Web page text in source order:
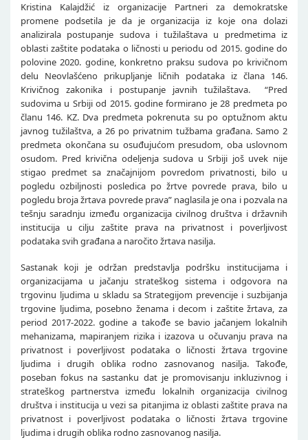
Kristina Kalajdžić iz organizacije Partneri za demokratske
promene podsetila je da je organizacija iz koje ona dolazi
analizirala postupanje sudova i tužilaštava u predmetima iz
oblasti zaštite podataka o ličnosti u periodu od 2015. godine do
polovine 2020. godine, konkretno praksu sudova po krivičnom
delu Neovlašćeno prikupljanje ličnih podataka iz člana 146.
Krivičnog zakonika i postupanje javnih tužilaštava. “Pred
sudovima u Srbiji od 2015. godine formirano je 28 predmeta po
članu 146. KZ. Dva predmeta pokrenuta su po optužnom aktu
javnog tužilaštva, a 26 po privatnim tužbama građana. Samo 2
predmeta okončana su osuđujućom presudom, oba uslovnom
osudom. Pred krivična odeljenja sudova u Srbiji još uvek nije
stigao predmet sa značajnijom povredom privatnosti, bilo u
pogledu ozbiljnosti posledica po žrtve povrede prava, bilo u
pogledu broja žrtava povrede prava” naglasila je ona i pozvala na
tešnju saradnju između organizacija civilnog društva i državnih
institucija u cilju zaštite prava na privatnost i poverljivost
podataka svih građana a naročito žrtava nasilja.
Sastanak koji je održan predstavlja podršku institucijama i
organizacijama u jačanju strateškog sistema i odgovora na
trgovinu ljudima u skladu sa Strategijom prevencije i suzbijanja
trgovine ljudima, posebno ženama i decom i zaštite žrtava, za
period 2017-2022. godine a takođe se bavio jačanjem lokalnih
mehanizama, mapiranjem rizika i izazova u očuvanju prava na
privatnost i poverljivost podataka o ličnosti žrtava trgovine
ljudima i drugih oblika rodno zasnovanog nasilja. Takođe,
poseban fokus na sastanku dat je promovisanju inkluzivnog i
strateškog partnerstva između lokalnih organizacija civilnog
društva i institucija u vezi sa pitanjima iz oblasti zaštite prava na
privatnost i poverljivost podataka o ličnosti žrtava trgovine
ljudima i drugih oblika rodno zasnovanog nasilja.